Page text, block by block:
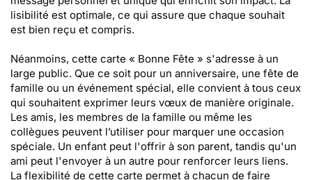
lisibilité est optimale, ce qui assure que chaque souhait
est bien reçu et compris.
Néanmoins, cette carte « Bonne Fête » s'adresse à un
large public. Que ce soit pour un anniversaire, une fête de
famille ou un événement spécial, elle convient à tous ceux
qui souhaitent exprimer leurs vœux de manière originale.
Les amis, les membres de la famille ou même les
collègues peuvent l’utiliser pour marquer une occasion
spéciale. Un enfant peut l'offrir à son parent, tandis qu'un
ami peut l'envoyer à un autre pour renforcer leurs liens.
La flexibilité de cette carte permet à chacun de faire